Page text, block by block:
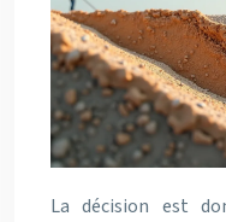
La décision est